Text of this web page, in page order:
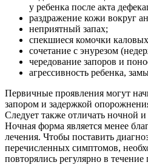
у ребенка после акта
раздражение кожи вокруг
неприятный запах;
спекшиеся комочки
сочетание с энурезом
чередование запоров и
агрессивность ребенка,
Первичные проявления могут
запором и задержкой
Следует также отличать ночной
Ночная форма является менее
лечения. Чтобы поставить
перечисленных симптомов,
повторялись регулярно в